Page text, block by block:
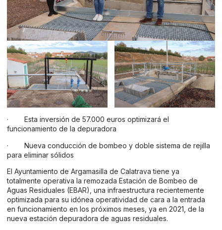
· Esta inversión de 57.000 euros optimizará el
funcionamiento de la depuradora
· Nueva conducción de bombeo y doble sistema de rejilla
para eliminar sólidos
El Ayuntamiento de Argamasilla de Calatrava tiene ya
totalmente operativa la remozada Estación de Bombeo de
Aguas Residuales (EBAR), una infraestructura recientemente
optimizada para su idónea operatividad de cara a la entrada
en funcionamiento en los próximos meses, ya en 2021, de la
nueva estación depuradora de aguas residuales.